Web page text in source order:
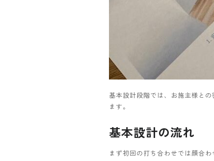
基本設計段階では、お施主様と
ます。
基本設計の流れ
まず初回の打ち合わせでは顔合